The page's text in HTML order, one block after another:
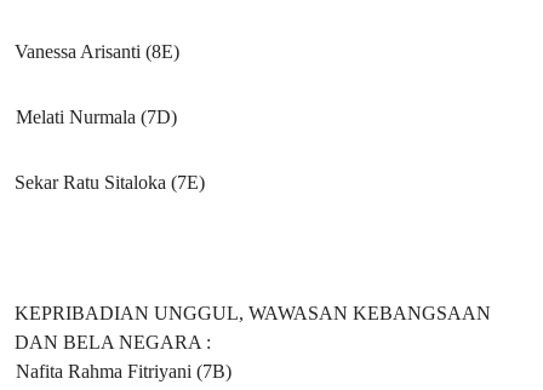
Vanessa Arisanti (8E)
Melati Nurmala (7D)
Sekar Ratu Sitaloka (7E)
KEPRIBADIAN UNGGUL, WAWASAN KEBANGSAAN
DAN BELA NEGARA :
Nafita Rahma Fitriyani (7B)